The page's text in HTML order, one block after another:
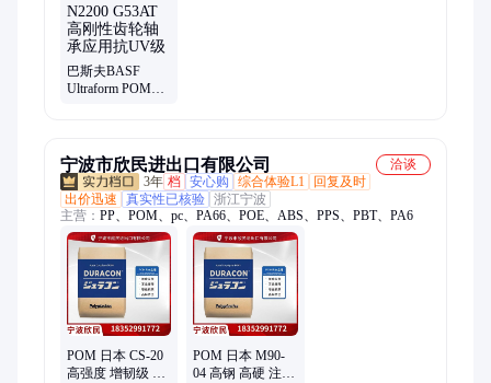
巴斯夫BASF
Ultraform POM
宁波市欣民进出口有限公司
洽谈
3年 档 安心购 综合体验L1
回复及时
出价迅速
真实性已核验 浙江宁波
主营： PP、POM、pc、PA66、POE、ABS、PPS、PBT、PA6
POM 日本 CS-20
高强度 增韧级 轴
POM 日本 M90-
04 高钢 高硬 注塑